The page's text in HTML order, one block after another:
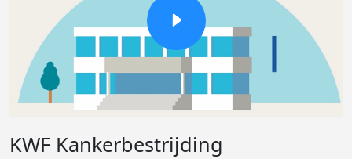
KWF Kankerbestrijding